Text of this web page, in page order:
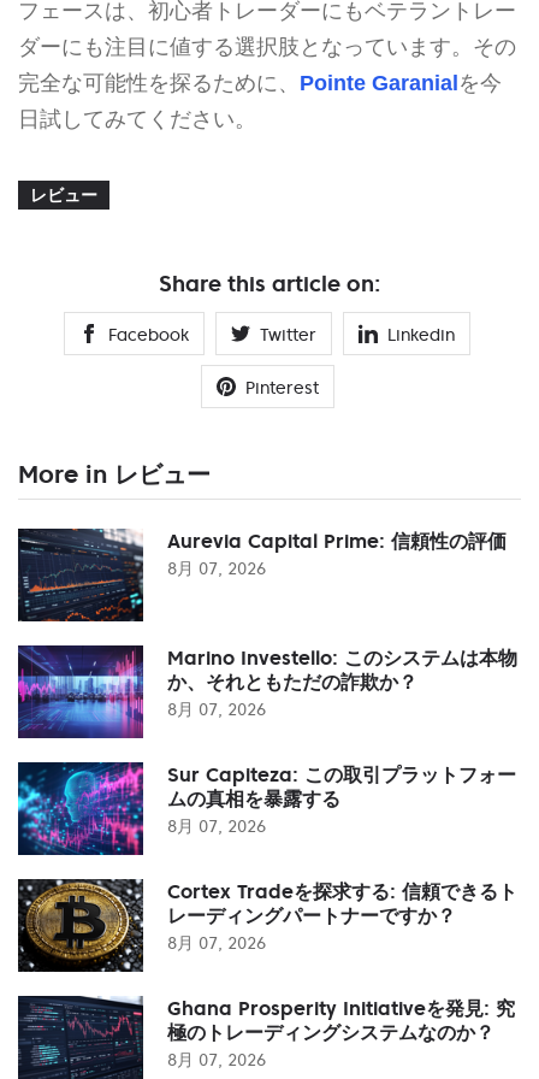
フェースは、初心者トレーダーにもベテラントレー
ダーにも注目に値する選択肢となっています。その
完全な可能性を探るために、 Pointe Garanialを今
日試してみてください。
レビュー
Share this article on:
Facebook Twitter Linkedin
Pinterest
More in レビュー
Aurevia Capital Prime: 信頼性の評価
8月 07, 2026
Marino Investello: このシステムは本物
か、それともただの詐欺か？
8月 07, 2026
Sur Capiteza: この取引プラットフォー
ムの真相を暴露する
8月 07, 2026
Cortex Tradeを探求する: 信頼できるト
レーディングパートナーですか？
8月 07, 2026
Ghana Prosperity Initiativeを発見: 究
極のトレーディングシステムなのか？
8月 07, 2026